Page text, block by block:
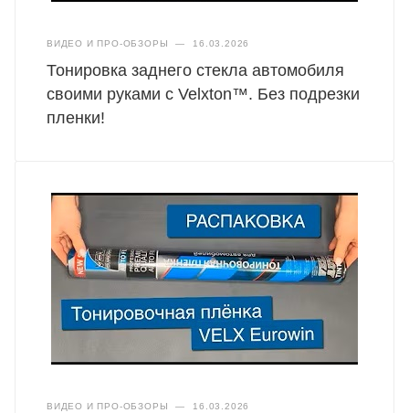
ВИДЕО И ПРО-ОБЗОРЫ — 16.03.2026
Тонировка заднего стекла автомобиля
своими руками с Velxton™. Без подрезки
пленки!
ВИДЕО И ПРО-ОБЗОРЫ — 16.03.2026